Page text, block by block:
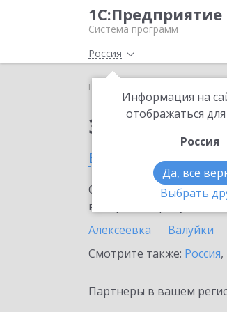
1С:Предприятие
Система программ
Россия
Информация на
отображаться
Россия
Да, все
Выбрать
Главная
Заказать
в Губкине
Ознакомьтесь с
внедрение продукта.
Алексеевка
Валуйки
Смотрите также: Россия,
Партнеры в вашем